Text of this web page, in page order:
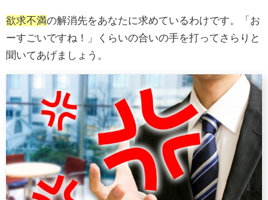
欲求不満の解消先をあなたに求めているわけです。「お
ーすごいですね！」くらいの合いの手を打ってさらりと
聞いてあげましょう。